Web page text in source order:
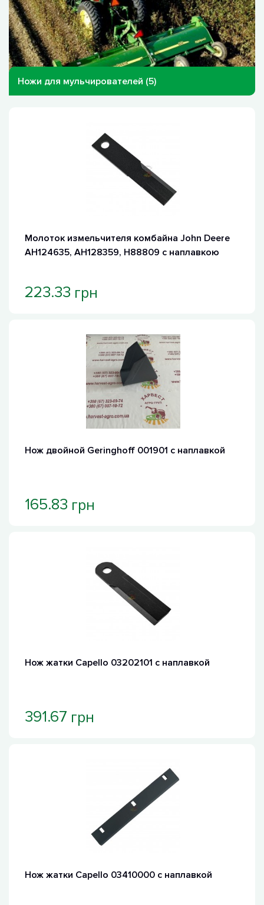
Ножи для мульчирователей (5)
Молоток измельчителя комбайна John Deere
AH124635, AH128359, H88809 с наплавкою
223.33 грн
Нож двойной Geringhoff 001901 с наплавкой
165.83 грн
Нож жатки Capello 03202101 с наплавкой
391.67 грн
Нож жатки Capello 03410000 с наплавкой